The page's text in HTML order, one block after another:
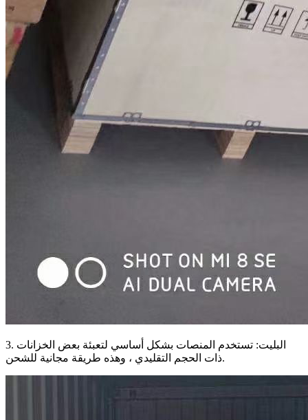
3. البليت: تستخدم المنصات بشكل أساسي لتعبئة بعض الخزانات
ذات الحجم التقليدي ، وهذه طريقة مجانية للشحن.